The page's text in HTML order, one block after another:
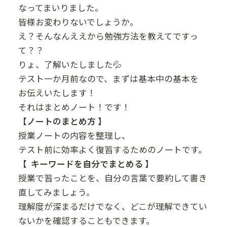
なってまいりました。
皆様お変わりないでしょうか。
え？そんなんええから勉強方法を教えてですっ
て？？
りょ、了解いたしました💦
テスト一か月前なので、まずは基本中の基本を
お伝えいたします！
それはまとめノート！です！
【ノートのまとめ方 】
授業ノートの内容を整理し、
テスト前に効率よく復習するためのノートです。
【 キーワードを自分でまとめる 】
授業で習ったことを、自分の言葉で要約して書き
直してみましょう。
理解度が深まるだけでなく、どこが理解できてい
ないかを確認することもできます。